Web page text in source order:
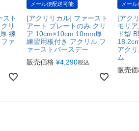
スト
リ
練
ァ
メール便配送可能
[アクリリカル] ファースト
アート プレートのみ クリ
ア 10cm×10cm 10mm厚
練習用板付き アクリル フ
ァーストバースデー
販売価格 ¥4,290税込
メー
[アク
モリ
ド型
アク
ム
販売